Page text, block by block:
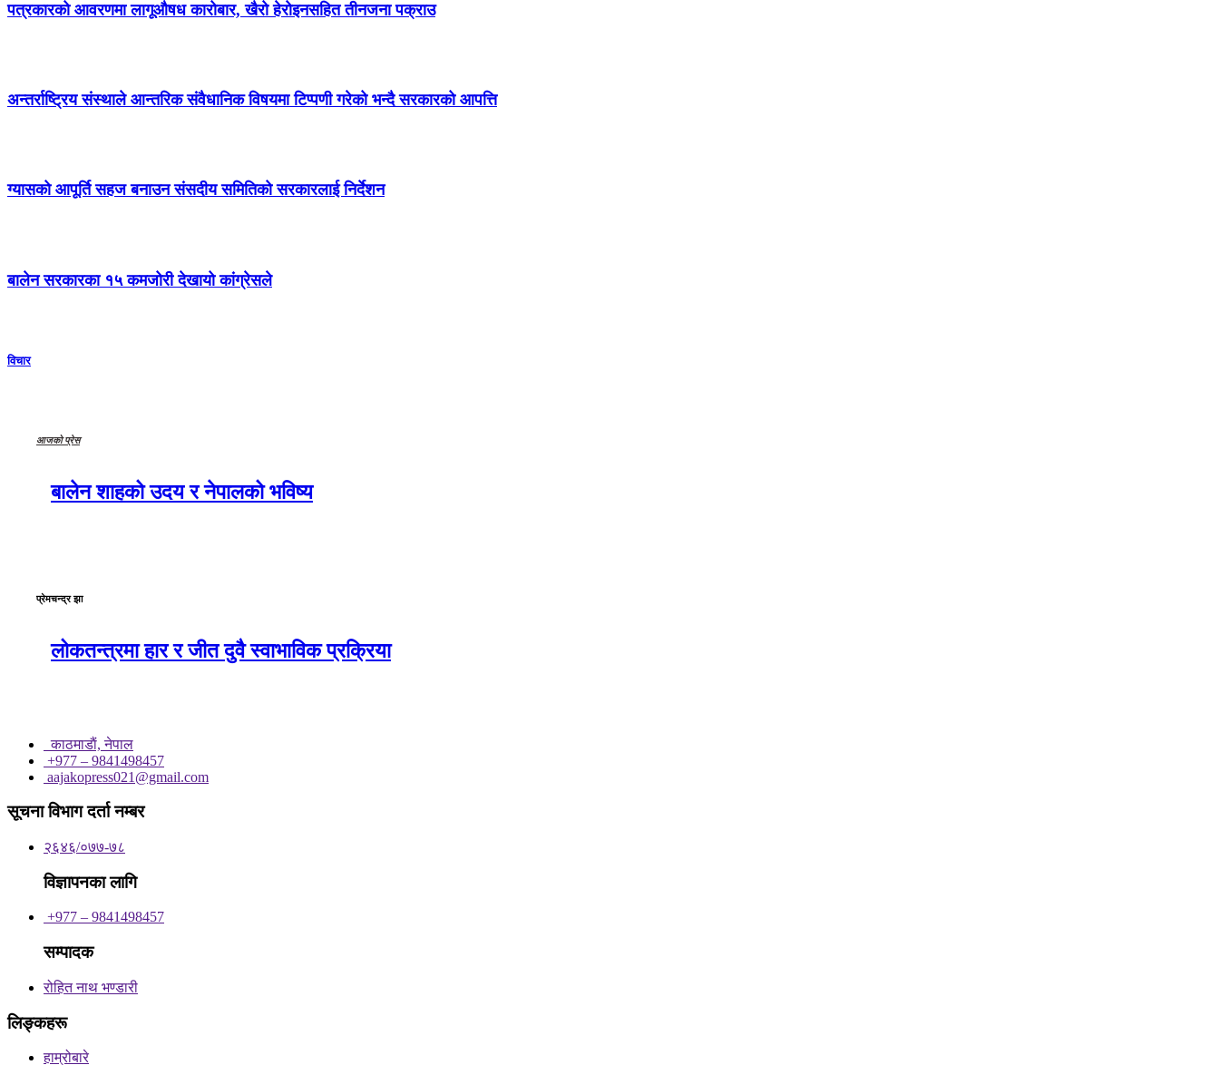
पत्रकारको आवरणमा लागूऔषध कारोबार, खैरो हेरोइनसहित तीनजना पक्राउ
अन्तर्राष्ट्रिय संस्थाले आन्तरिक संवैधानिक विषयमा टिप्पणी गरेको भन्दै सरकारको आपत्ति
ग्यासको आपूर्ति सहज बनाउन संसदीय समितिको सरकारलाई निर्देशन
बालेन सरकारका १५ कमजोरी देखायो कांग्रेसले
विचार
आजको प्रेस
बालेन शाहको उदय र नेपालको भविष्य
प्रेमचन्द्र झा
लोकतन्त्रमा हार र जीत दुवै स्वाभाविक प्रक्रिया
काठमाडाैं, नेपाल
+977 – 9841498457
aajakopress021@gmail.com
सूचना विभाग दर्ता नम्बर
२६४६/०७७-७८
विज्ञापनका लागि
+977 – 9841498457
सम्पादक
रोहित नाथ भण्डारी
लिङ्कहरू
हाम्रोबारे